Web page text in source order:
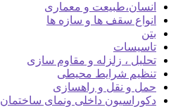
انسان،طبیعت و معماری
انواع سقف ها و سازه ها
بتن
تاسیسات
تحلیل ، زلزله و مقاوم سازی
تنظیم شرایط محیطی
حمل و نقل و راهسازی
دکوراسیون داخلی ونمای ساختمان